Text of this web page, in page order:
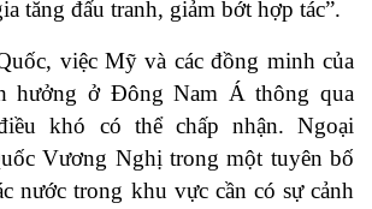
tăng đấu tranh, giảm bớt hợp tác”.
việc Mỹ và các đồng minh của
hưởng ở Đông Nam Á thông qua
khó có thể chấp nhận. Ngoại
Vương Nghị trong một tuyên bố
nước trong khu vực cần có sự cảnh